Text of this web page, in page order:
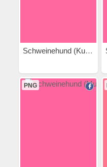
Schweinehund (Kugelstoßen)
PNG